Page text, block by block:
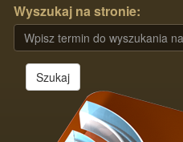
Wyszukaj na stronie:
Szukaj